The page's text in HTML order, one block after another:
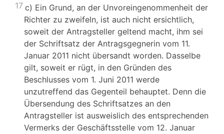
17 c) Ein Grund, an der Unvoreingenommenheit der
Richter zu zweifeln, ist auch nicht ersichtlich,
soweit der Antragsteller geltend macht, ihm sei
der Schriftsatz der Antragsgegnerin vom 11.
Januar 2011 nicht übersandt worden. Dasselbe
gilt, soweit er rügt, in den Gründen des
Beschlusses vom 1. Juni 2011 werde
unzutreffend das Gegenteil behauptet. Denn die
Übersendung des Schriftsatzes an den
Antragsteller ist ausweislich des entsprechenden
Vermerks der Geschäftsstelle vom 12. Januar